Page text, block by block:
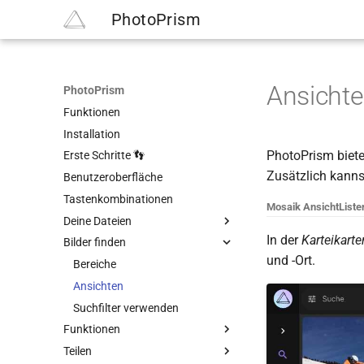
PhotoPrism
PhotoPrism
Funktionen
Installation
Erste Schritte 👣
Benutzeroberfläche
Tastenkombinationen
Deine Dateien
Übersicht
Originale indexieren
Dateien importieren
Duplikaterkennung
Unterstützung von Metadaten
Web-Upload
Bilder finden
Bereiche
Ansichten
Suchfilter verwenden
Funktionen
Alben
Teilen
PhotoPrism
Zusätzlich
Mosaik Ansicht
In der
und -Ort.